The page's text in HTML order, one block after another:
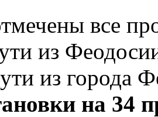
все
из
из города
на 34